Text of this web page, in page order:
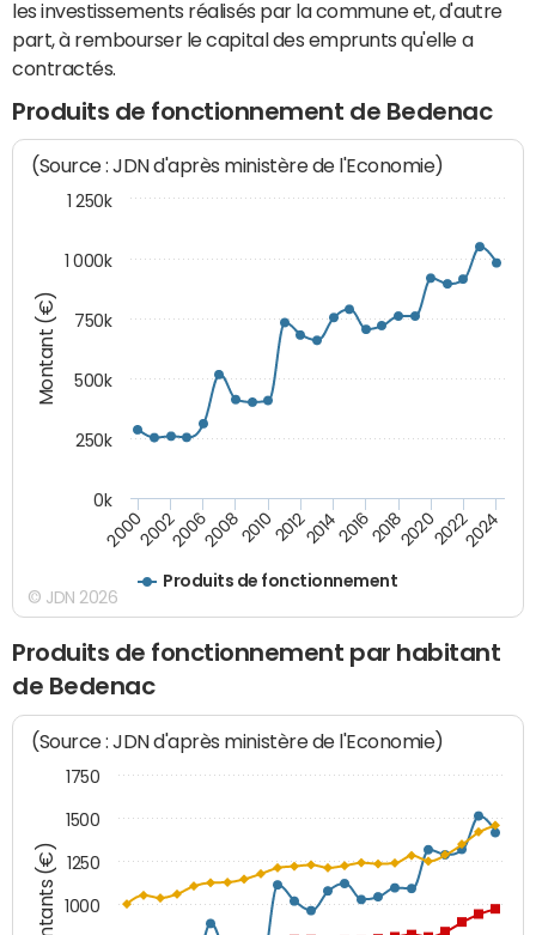
les investissements réalisés par la commune et, d'autre
part, à rembourser le capital des emprunts qu'elle a
contractés.
Produits de fonctionnement de Bedenac
Montant (€)
(Source : JDN d'après ministère de l'Economie)
Produits de fonctionnement
200020022006200820102012201420162018202020222024
0k
250k
500k
750k
1 000k
1 250k
© JDN 2026
Produits de fonctionnement par habitant
de Bedenac
Montants (€)
(Source : JDN d'après ministère de l'Economie)
1000
1250
1500
1750